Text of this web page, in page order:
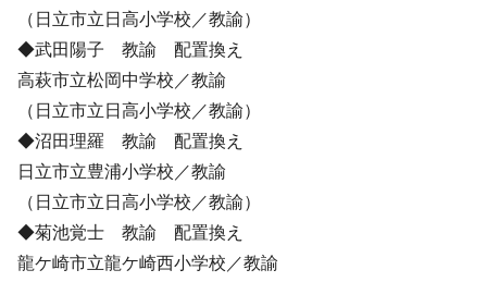
（日立市立日高小学校／教諭）
◆武田陽子 教諭 配置換え
高萩市立松岡中学校／教諭
（日立市立日高小学校／教諭）
◆沼田理羅 教諭 配置換え
日立市立豊浦小学校／教諭
（日立市立日高小学校／教諭）
◆菊池覚士 教諭 配置換え
龍ケ崎市立龍ケ崎西小学校／教諭